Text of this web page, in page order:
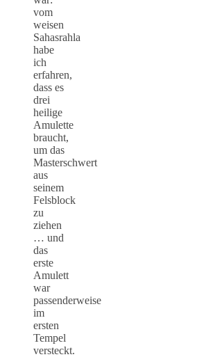
vom
weisen
Sahasrahla
habe
ich
erfahren,
dass es
drei
heilige
Amulette
braucht,
um das
Masterschwert
aus
seinem
Felsblock
zu
ziehen
… und
das
erste
Amulett
war
passenderweise
im
ersten
Tempel
versteckt.